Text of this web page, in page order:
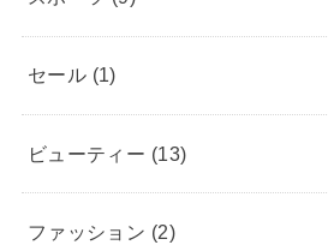
セール (1)
ビューティー (13)
ファッション (2)